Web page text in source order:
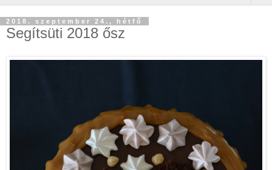
2018. szeptember 24., hétfő
Segítsüti 2018 ősz